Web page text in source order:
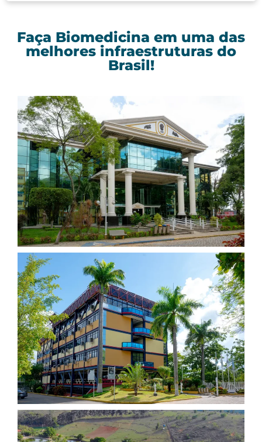
Faça Biomedicina em uma das
melhores infraestruturas do
Brasil!